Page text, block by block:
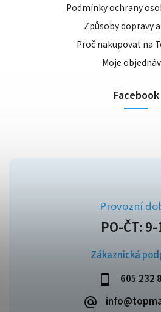
Zákaznická
605 232
Podmínky ochrany
Způsoby dopravy
Proč nakupovat na
Moje
Facebook